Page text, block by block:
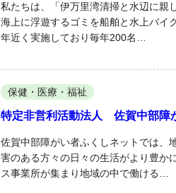
私たちは、「伊万里湾清掃と水辺に親
海上に浮遊するゴミを船舶と水上バイ
年近く実施しており毎年200名…
保健・医療・福祉
特定非営利活動法人 佐賀中部障
佐賀中部障がい者ふくしネットでは、
害のある方々の日々の生活がより豊か
ス事業所が集まり地域の中で働ける…